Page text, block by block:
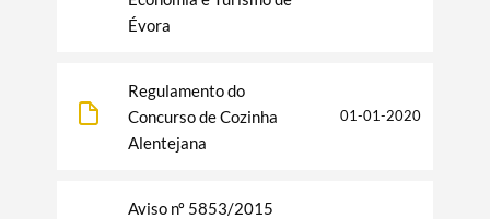
Évora
Regulamento do
Concurso de Cozinha
Alentejana
01-01-2020
Aviso nº 5853/2015